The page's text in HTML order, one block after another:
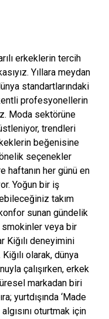
erkeklerin tercih
Yıllara meydan
standartlarındaki
profesyonellerin
Moda sektörüne
trendleri
beğenisine
seçenekler
haftanın her günü en
Yoğun bir iş
takım
sunan gündelik
smokinler veya bir
Kiğılı deneyimini
olarak, dünya
çalışırken, erkek
markadan biri
yurtdışında ‘Made
oturtmak için